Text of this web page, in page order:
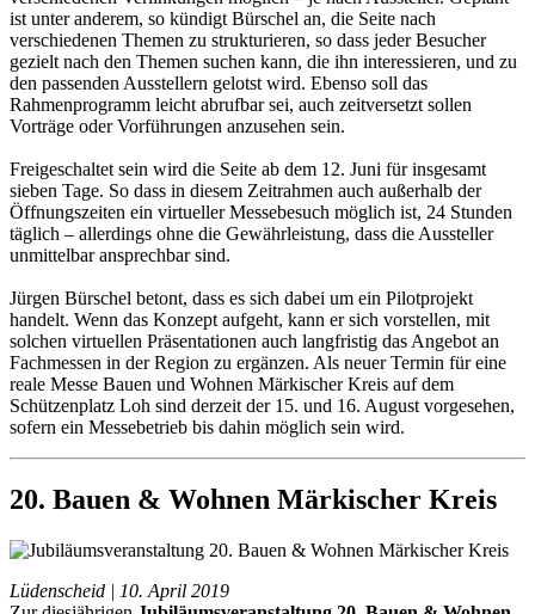
ist unter anderem, so kündigt Bürschel an, die Seite nach
verschiedenen Themen zu strukturieren, so dass jeder Besucher
gezielt nach den Themen suchen kann, die ihn interessieren, und zu
den passenden Ausstellern gelotst wird. Ebenso soll das
Rahmenprogramm leicht abrufbar sei, auch zeitversetzt sollen
Vorträge oder Vorführungen anzusehen sein.
Freigeschaltet sein wird die Seite ab dem 12. Juni für insgesamt
sieben Tage. So dass in diesem Zeitrahmen auch außerhalb der
Öffnungszeiten ein virtueller Messebesuch möglich ist, 24 Stunden
täglich – allerdings ohne die Gewährleistung, dass die Aussteller
unmittelbar ansprechbar sind.
Jürgen Bürschel betont, dass es sich dabei um ein Pilotprojekt
handelt. Wenn das Konzept aufgeht, kann er sich vorstellen, mit
solchen virtuellen Präsentationen auch langfristig das Angebot an
Fachmessen in der Region zu ergänzen. Als neuer Termin für eine
reale Messe Bauen und Wohnen Märkischer Kreis auf dem
Schützenplatz Loh sind derzeit der 15. und 16. August vorgesehen,
sofern ein Messebetrieb bis dahin möglich sein wird.
20. Bauen & Wohnen Märkischer Kreis
Lüdenscheid | 10. April 2019